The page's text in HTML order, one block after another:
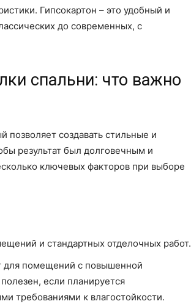
Гипсокартон – это удобный и
до современных, с
спальни: что важно
позволяет создавать стильные и
результат был долговечным и
ключевых факторов при выборе
и стандартных отделочных работ.
для помещений с повышенной
если планируется
требованиями к влагостойкости.